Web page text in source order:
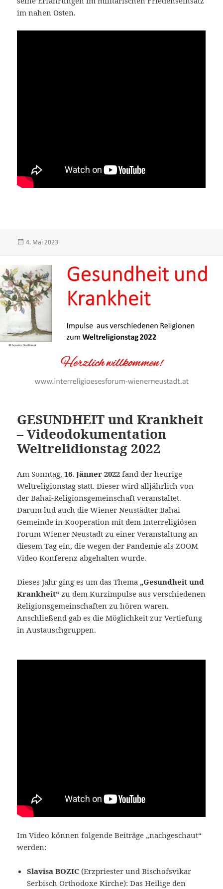
im nahen Osten.
Veröffentlicht
4. Mai 2023
GESUNDHEIT und Krankheit
– Videodokumentation
Weltrelidionstag 2022
Am Sonntag,16. Jänner 2022 fand der heurige
Weltreligionstag statt. Dieser wird alljährlich von
der Bahai-Religionsgemeinschaft veranstaltet.
Darum lud auch die Wiener Neustädter Bahai
Gemeinde in Kooperation mit dem Interreligiösen
Forum Wiener Neustadt zu einer Veranstaltung an
diesem Tag ein, die wegen der Pandemie als ZOOM
Video Konferenz abgehalten wurde.
Dieses Jahr ging es um das Thema „Gesundheit und
Krankheit“ zu dem Kurzimpulse aus verschiedenen
Religionsgemeinschaften zu hören waren.
Anschließend gab es die Möglichkeit zur Vertiefung
in Austauschgruppen.
Im Video können folgende Beiträge „nachgeschaut“
werden:
Slavisa BOZIC (Erzpriester und Bischofsvikar
Serbisch Orthodoxe Kirche): Das Heilige den